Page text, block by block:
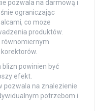
pozwala na darmową i
ograniczając
co może
produktów.
równomiernym
powinien być
efekt.
pozwala na znalezienie
potrzebom i